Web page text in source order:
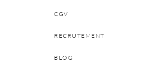
CGV
RECRUTEMENT
BLOG